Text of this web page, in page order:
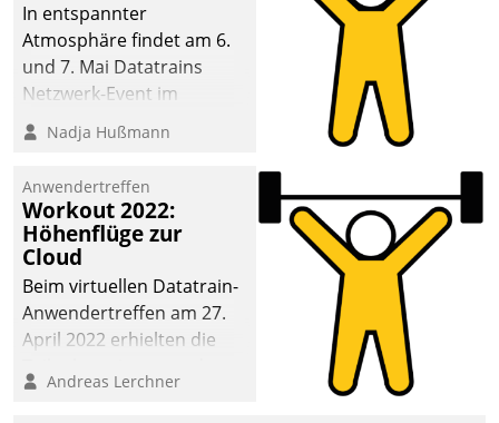
In entspannter
Atmosphäre findet am 6.
und 7. Mai Datatrains
Netzwerk-Event im
Kunden- und Partnerkreis
statt. Zentrale Frage: Wie
Mammutprojekte
meistern und Workloads
wuppen – bei zunehmend
anspruchsvollen
Aufgaben und
abnehmendem
Nadja Hußmann
Anwendertreffen
Workout 2022:
Höhenflüge zur
Cloud
Beim virtuellen Datatrain-
Anwendertreffen am 27.
April 2022 erhielten die
Teilnehmer kurzweilige
Andreas Lerchner